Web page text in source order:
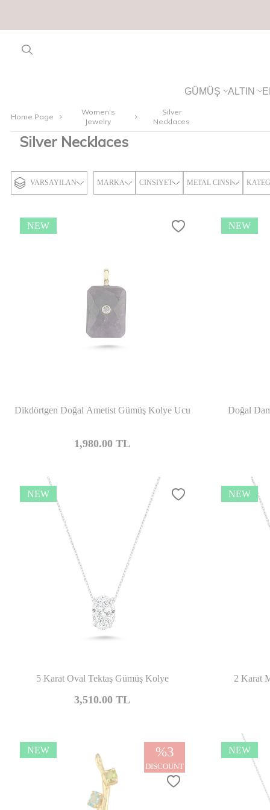
GÜMÜŞ ALTIN
Home Page
Women's
Jewelry
Silver
Necklaces
Silver Necklaces
VARSAYILAN MARKA CINSIYET METAL CINSI
NEW
Dikdörtgen Doğal Ametist Gümüş Kolye Ucu
1,980.00 TL
NEW
Doğal
NEW
5 Karat Oval Tektaş Gümüş Kolye
3,510.00 TL
NEW
2 Karat
NEW %3
DISCOUNT
NEW